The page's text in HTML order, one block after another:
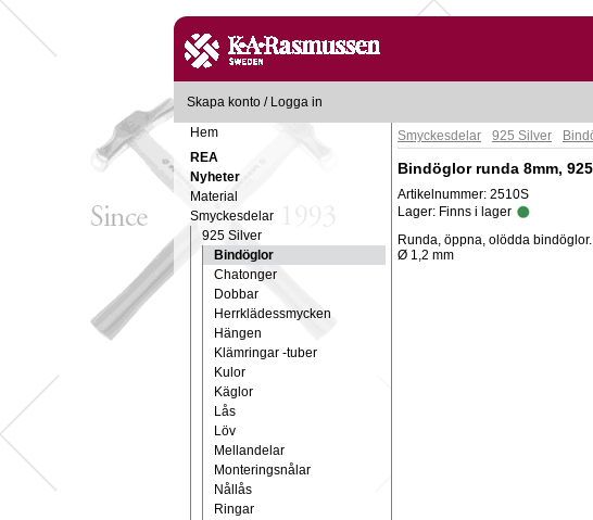
Skapa konto / Logga in
Hem
REA
Nyheter
Material
Smyckesdelar
925 Silver
Bindöglor
Chatonger
Dobbar
Herrklädessmycken
Hängen
Klämringar -tuber
Kulor
Käglor
Lås
Löv
Mellandelar
Monteringsnålar
Nållås
Ringar
Smyckesdelar 925 Silver
Bindöglor runda 8mm,
Artikelnummer: 2510S
Lager: Finns i lager
Runda, öppna, olödda
Ø 1,2 mm